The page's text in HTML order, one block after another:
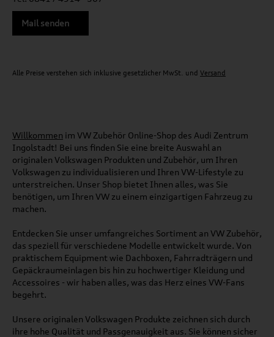
Mail senden
Alle Preise verstehen sich inklusive gesetzlicher MwSt. und Versand
Willkommen im VW Zubehör Online-Shop des Audi Zentrum
Ingolstadt! Bei uns finden Sie eine breite Auswahl an
originalen Volkswagen Produkten und Zubehör, um Ihren
Volkswagen zu individualisieren und Ihren VW-Lifestyle zu
unterstreichen. Unser Shop bietet Ihnen alles, was Sie
benötigen, um Ihren VW zu einem einzigartigen Fahrzeug zu
machen.
Entdecken Sie unser umfangreiches Sortiment an VW Zubehör,
das speziell für verschiedene Modelle entwickelt wurde. Von
praktischem Equipment wie Dachboxen, Fahrradträgern und
Gepäckraumeinlagen bis hin zu hochwertiger Kleidung und
Accessoires - wir haben alles, was das Herz eines VW-Fans
begehrt.
Unsere originalen Volkswagen Produkte zeichnen sich durch
ihre hohe Qualität und Passgenauigkeit aus. Sie können sicher